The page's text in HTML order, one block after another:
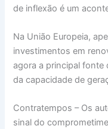
de inflexão é um
Na União Europeia,
investimentos em
agora a principal fonte
da capacidade de
Contratempos – Os
sinal do